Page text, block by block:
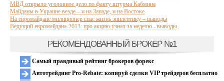
МВД открыло уголовное дело по факту штурма Кабмина
Майданы в Украине везде – и на Западе, и на Востоке
На евромайдане милиционер спас жизнь эпилептику – выводы
Ведущий евромайдана-2013: про акцию узнал за неделю - выводы
РЕКОМЕНДОВАННЫЙ БРОКЕР №1
Самый правдивый рейтинг брокеров форекс
Автотрейдинг Pro-Rebate: копируй сделки VIP трейдеров бесплатно